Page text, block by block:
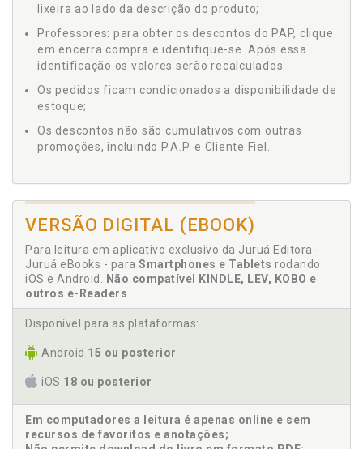
lixeira ao lado da descrição do produto;
Professores: para obter os descontos do PAP, clique
em encerra compra e identifique-se. Após essa
identificação os valores serão recalculados.
Os pedidos ficam condicionados a disponibilidade de
estoque;
Os descontos não são cumulativos com outras
promoções, incluindo P.A.P. e Cliente Fiel.
VERSÃO DIGITAL (EBOOK)
Para leitura em aplicativo exclusivo da Juruá Editora -
Juruá eBooks - para Smartphones e Tablets rodando
iOS e Android.
Não compatível KINDLE, LEV, KOBO e
outros e-Readers
Disponível para as plataformas:
Android 15 ou posterior
iOS 18 ou posterior
Em computadores a leitura é apenas online e sem
recursos de favoritos e anotações;